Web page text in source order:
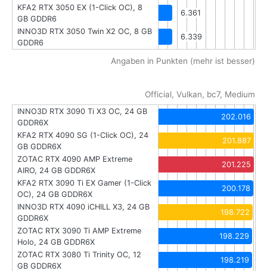
KFA2 RTX 3050 EX (1-Click OC), 8
GB GDDR6
6.361
INNO3D RTX 3050 Twin X2 OC, 8 GB
GDDR6
6.339
Angaben in Punkten (mehr ist besser)
Official, Vulkan, bc7, Medium
INNO3D RTX 3090 Ti X3 OC, 24 GB
GDDR6X
202.016
KFA2 RTX 4090 SG (1-Click OC), 24
GB GDDR6X
201.887
ZOTAC RTX 4090 AMP Extreme
AIRO, 24 GB GDDR6X
201.225
KFA2 RTX 3090 Ti EX Gamer (1-Click
OC), 24 GB GDDR6X
200.178
INNO3D RTX 4090 iCHILL X3, 24 GB
GDDR6X
198.722
ZOTAC RTX 3090 Ti AMP Extreme
Holo, 24 GB GDDR6X
198.229
ZOTAC RTX 3080 Ti Trinity OC, 12
GB GDDR6X
198.219